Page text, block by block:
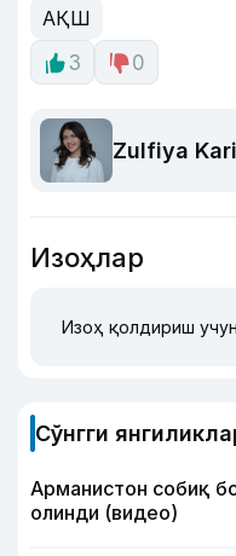
АҚШ
3
0
Zulfiya
Изоҳлар
Изоҳ қолдириш
Сўнгги
Арманистон собиқ
олинди (видео)